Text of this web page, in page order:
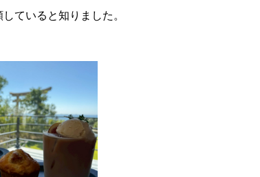
ていると知りました。